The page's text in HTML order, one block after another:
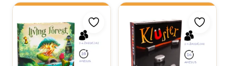
Pridėti prie mėgstamiausių Pridėti